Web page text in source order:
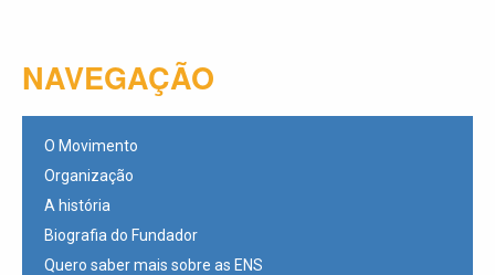
NAVEGAÇÃO
O Movimento
Organização
A história
Biografia do Fundador
Quero saber mais sobre as ENS